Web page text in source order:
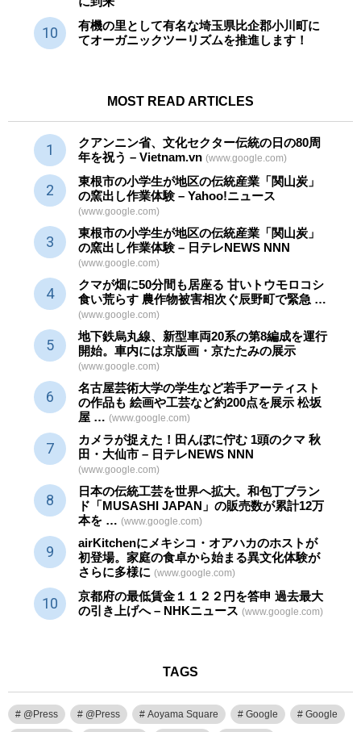
有機の里として有名な埼玉県比企郡小川町に
てオーガニックツーリズムを推進します！
MOST READ ARTICLES
クアンニン省、文化セクター伝統の日の80周
年を祝う – Vietnam.vn (www.google.com)
東根市の小学生が地区の伝統産業 「関山炭」
の窯出し作業体験 – Yahoo!ニュース
(www.google.com)
東根市の小学生が地区の伝統産業 「関山炭」
の窯出し作業体験 – 日テレNEWS NNN
(www.google.com)
クマが畑に50分間も居座る 甘いトウモロコシ
食い荒らす 農作物被害相次ぐ辰野町で緊急 …
(www.google.com)
地下鉄烏丸線、新型車両20系の第8編成を運行
開始。車内には京版画・京たたみの展示
(www.google.com)
名古屋芸術大学の学生など若手アーティスト
の作品も 絵画や工芸など約200点を展示 松坂
屋 … (www.google.com)
カメラが捉えた！田んぼに佇む 1頭のクマ 秋
田・大仙市 – 日テレNEWS NNN
(www.google.com)
日本の伝統工芸を世界へ拡大。和包丁ブラン
ド「MUSASHI JAPAN」の販売数が累計12万
本を … (www.google.com)
airKitchenにメキシコ・オアハカのホストが
初登場。家庭の食卓から始まる異文化体験が
さらに多様に (www.google.com)
京都府の最低賃金１１２２円を答申 過去最大
の引き上げへ – NHKニュース (www.google.com)
TAGS
@Press @Press Aoyama Square Google Google